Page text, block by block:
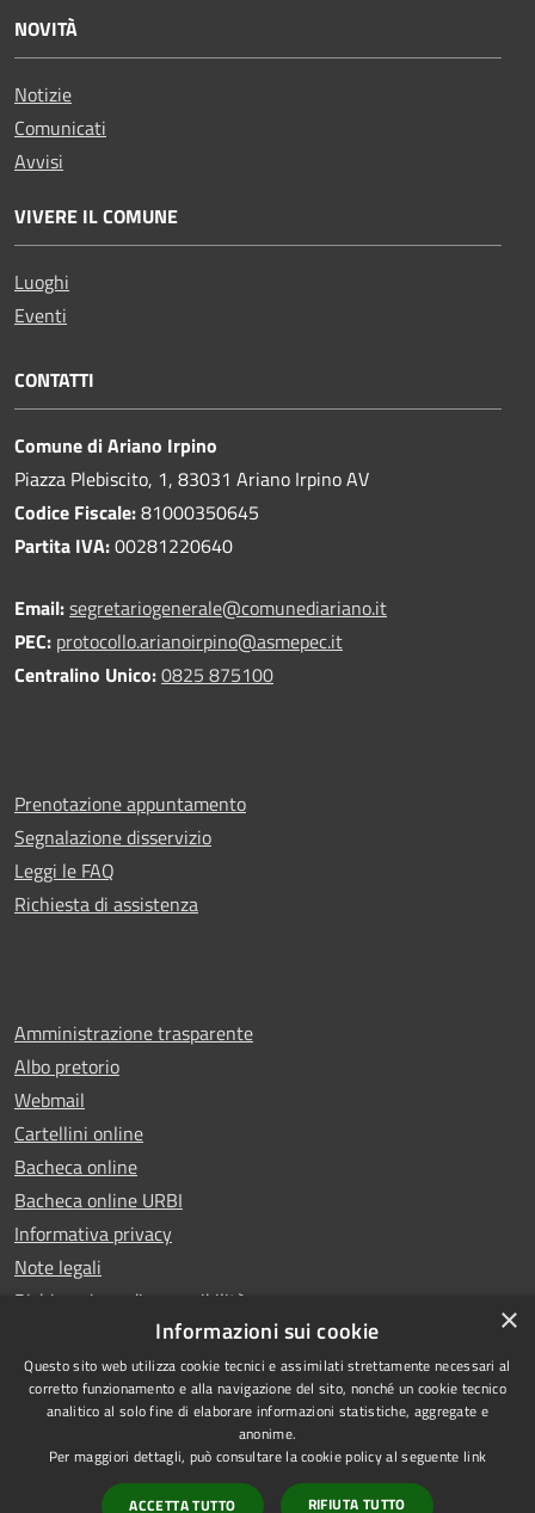
NOVITÀ
Notizie
Comunicati
Avvisi
VIVERE IL COMUNE
Luoghi
Eventi
CONTATTI
Comune di Ariano Irpino
Piazza Plebiscito, 1, 83031 Ariano Irpino AV
Codice Fiscale:81000350645
Partita IVA:00281220640
Email:segretariogenerale@comunediariano.it
PEC: protocollo.arianoirpino@asmepec.it
Centralino Unico:0825 875100
Prenotazione appuntamento
Segnalazione disservizio
Leggi le FAQ
Richiesta di assistenza
Amministrazione trasparente
Albo pretorio
Webmail
Cartellini online
Bacheca online
Bacheca online URBI
Informativa privacy
Note legali
Dichiarazione di accessibilità
RSS
Accessibilità
Copyright © 2025 Comune di
Ariano Irpino
Powered byMunicipium
×
Informazioni sui cookie
Questo sito web utilizza cookie tecnici e assimilati strettamente necessari al
corretto funzionamento e alla navigazione del sito, nonché un cookie tecnico
analitico al solo fine di elaborare informazioni statistiche, aggregate e
anonime.
Per maggiori dettagli, può consultare la cookie policy al seguente link
ACCETTA TUTTO RIFIUTA TUTTO